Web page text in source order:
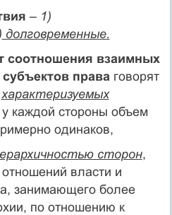
– 1)
долговременные.
соотношения взаимных
права говорят
характеризуемых
каждой стороны объем
одинаков,
сторон,
власти и
занимающего более
по отношению к